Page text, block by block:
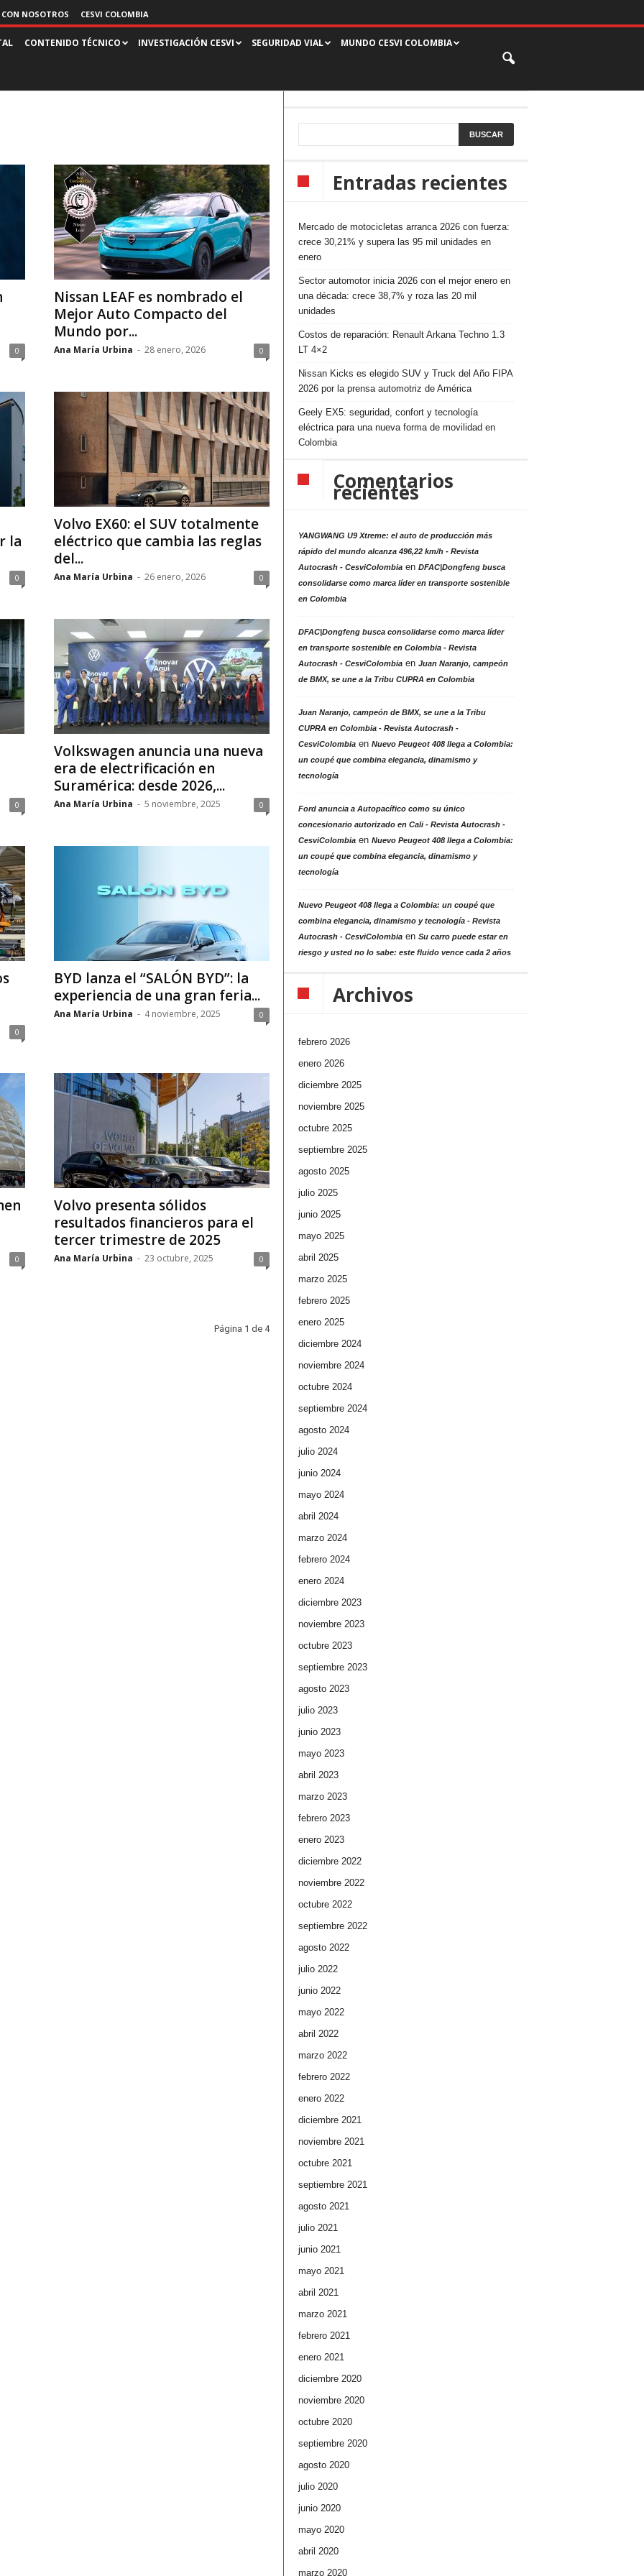
NOSOTROS CESVI COLOMBIA
CONTENIDO TÉCNICO INVESTIGACIÓN CESVI SEGURIDAD VIAL MUNDO CESVI COLOMBIA
0
Nissan LEAF es nombrado el
Mejor Auto Compacto del
Mundo por...
Ana María Urbina - 28 enero, 2026 0
la
0
Volvo EX60: el SUV totalmente
eléctrico que cambia las reglas
del...
Ana María Urbina - 26 enero, 2026 0
0
Volkswagen anuncia una nueva
era de electrificación en
Suramérica: desde 2026,...
Ana María Urbina - 5 noviembre, 2025 0
0
BYD lanza el “SALÓN BYD”: la
experiencia de una gran feria...
Ana María Urbina - 4 noviembre, 2025 0
0
Volvo presenta sólidos
resultados financieros para el
tercer trimestre de 2025
Ana María Urbina - 23 octubre, 2025 0
Página 1 de 4
Entradas recientes
Mercado de motocicletas arranca 2026 con fuerza:
crece 30,21% y supera las 95 mil unidades en
enero
Sector automotor inicia 2026 con el mejor enero en
una década: crece 38,7% y roza las 20 mil
unidades
Costos de reparación: Renault Arkana Techno 1.3
LT 4×2
Nissan Kicks es elegido SUV y Truck del Año FIPA
2026 por la prensa automotriz de América
Geely EX5: seguridad, confort y tecnología
eléctrica para una nueva forma de movilidad en
Colombia
Comentarios
recientes
YANGWANG U9 Xtreme: el auto de producción más
rápido del mundo alcanza 496,22 km/h - Revista
Autocrash - CesviColombiaen DFAC|Dongfeng busca
consolidarse como marca líder en transporte sostenible
en Colombia
DFAC|Dongfeng busca consolidarse como marca líder
en transporte sostenible en Colombia - Revista
Autocrash - CesviColombiaen Juan Naranjo, campeón
de BMX, se une a la Tribu CUPRA en Colombia
Juan Naranjo, campeón de BMX, se une a la Tribu
CUPRA en Colombia - Revista Autocrash -
CesviColombiaen Nuevo Peugeot 408 llega a Colombia:
un coupé que combina elegancia, dinamismo y
tecnología
Ford anuncia a Autopacífico como su único
concesionario autorizado en Cali - Revista Autocrash -
CesviColombiaen Nuevo Peugeot 408 llega a Colombia:
un coupé que combina elegancia, dinamismo y
tecnología
Nuevo Peugeot 408 llega a Colombia: un coupé que
combina elegancia, dinamismo y tecnología - Revista
Autocrash - CesviColombiaen Su carro puede estar en
riesgo y usted no lo sabe: este fluido vence cada 2 años
Archivos
febrero 2026
enero 2026
diciembre 2025
noviembre 2025
octubre 2025
septiembre 2025
agosto 2025
julio 2025
junio 2025
mayo 2025
abril 2025
marzo 2025
febrero 2025
enero 2025
diciembre 2024
noviembre 2024
octubre 2024
septiembre 2024
agosto 2024
julio 2024
junio 2024
mayo 2024
abril 2024
marzo 2024
febrero 2024
enero 2024
diciembre 2023
noviembre 2023
octubre 2023
septiembre 2023
agosto 2023
julio 2023
junio 2023
mayo 2023
abril 2023
marzo 2023
febrero 2023
enero 2023
diciembre 2022
noviembre 2022
octubre 2022
septiembre 2022
agosto 2022
julio 2022
junio 2022
mayo 2022
abril 2022
marzo 2022
febrero 2022
enero 2022
diciembre 2021
noviembre 2021
octubre 2021
septiembre 2021
agosto 2021
julio 2021
junio 2021
mayo 2021
abril 2021
marzo 2021
febrero 2021
enero 2021
diciembre 2020
noviembre 2020
octubre 2020
septiembre 2020
agosto 2020
julio 2020
junio 2020
mayo 2020
abril 2020
marzo 2020